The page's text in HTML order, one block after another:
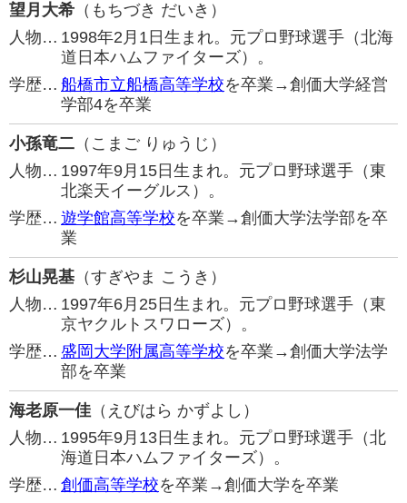
望月大希 （もちづき だいき）
人物… 1998年2月1日生まれ。元プロ野球選手（北海
道日本ハムファイターズ）。
学歴… 船橋市立船橋高等学校を卒業→創価大学経営
学部4を卒業
小孫竜二 （こまご りゅうじ）
人物… 1997年9月15日生まれ。元プロ野球選手（東
北楽天イーグルス）。
学歴… 遊学館高等学校を卒業→創価大学法学部を卒
業
杉山晃基 （すぎやま こうき）
人物… 1997年6月25日生まれ。元プロ野球選手（東
京ヤクルトスワローズ）。
学歴… 盛岡大学附属高等学校を卒業→創価大学法学
部を卒業
海老原一佳 （えびはら かずよし）
人物… 1995年9月13日生まれ。元プロ野球選手（北
海道日本ハムファイターズ）。
学歴… 創価高等学校を卒業→創価大学を卒業